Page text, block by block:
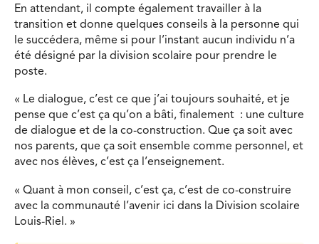
En attendant, il compte également travailler à la
transition et donne quelques conseils à la personne qui
le succédera, même si pour l’instant aucun individu n’a
été désigné par la division scolaire pour prendre le
poste.
« Le dialogue, c’est ce que j’ai toujours souhaité, et je
pense que c’est ça qu’on a bâti, finalement : une culture
de dialogue et de la co-construction. Que ça soit avec
nos parents, que ça soit ensemble comme personnel, et
avec nos élèves, c’est ça l’enseignement.
« Quant à mon conseil, c’est ça, c’est de co-construire
avec la communauté l’avenir ici dans la Division scolaire
Louis-Riel. »